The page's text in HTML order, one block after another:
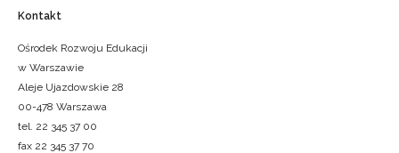
Kontakt
Ośrodek Rozwoju Edukacji
w Warszawie
Aleje Ujazdowskie 28
00-478 Warszawa
tel. 22 345 37 00
fax 22 345 37 70